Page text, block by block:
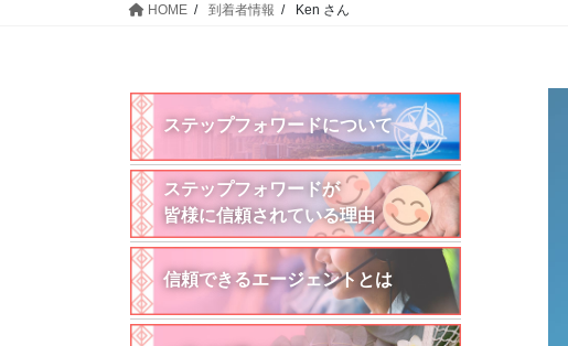
HOME 到着者情報 Ken さん
ステップフォワードについて
ステップフォワードが
皆様に信頼されている理由
信頼できるエージェントとは